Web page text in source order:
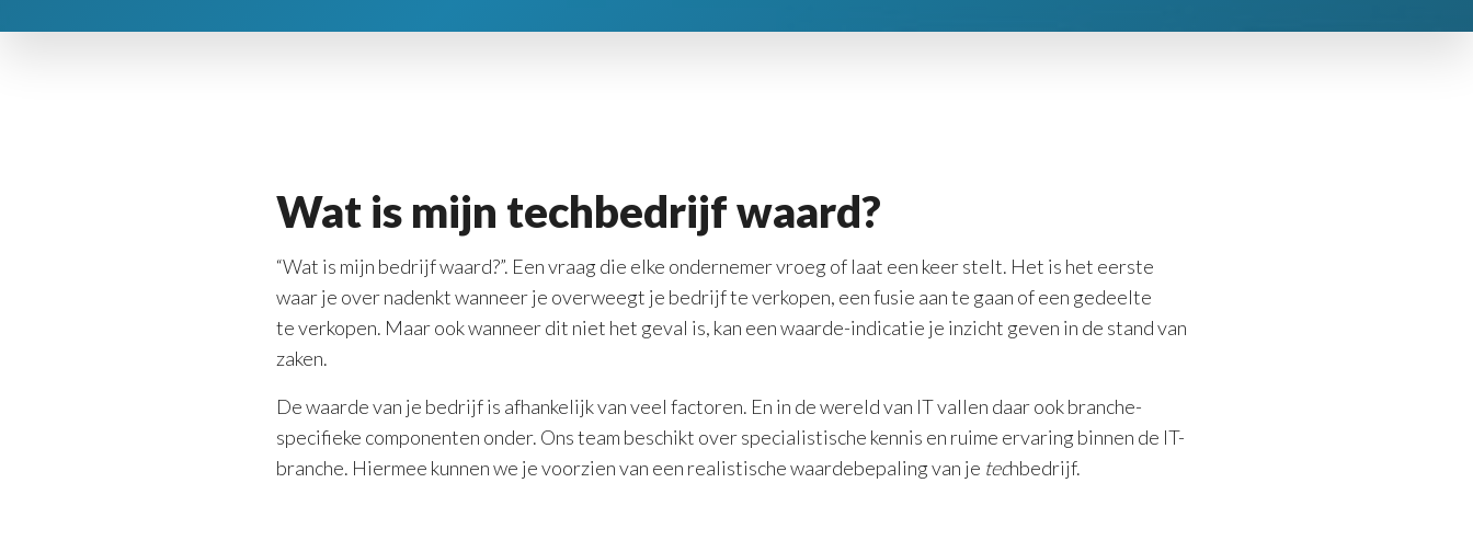
Wat is mijn techbedrijf waard?
“Wat is mijn bedrijf waard?”. Een vraag die elke ondernemer vroeg of laat een keer stelt. Het is het eerste
waar je over nadenkt wanneer je overweegt je bedrijf te verkopen, een fusie aan te gaan of een gedeelte
te verkopen. Maar ook wanneer dit niet het geval is, kan een waarde-indicatie je inzicht geven in de stand van
zaken.
De waarde van je bedrijf is afhankelijk van veel factoren. En in de wereld van IT vallen daar ook branche-
specifieke componenten onder. Ons team beschikt over specialistische kennis en ruime ervaring binnen de IT-
branche. Hiermee kunnen we je voorzien van een realistische waardebepaling van je techbedrijf.